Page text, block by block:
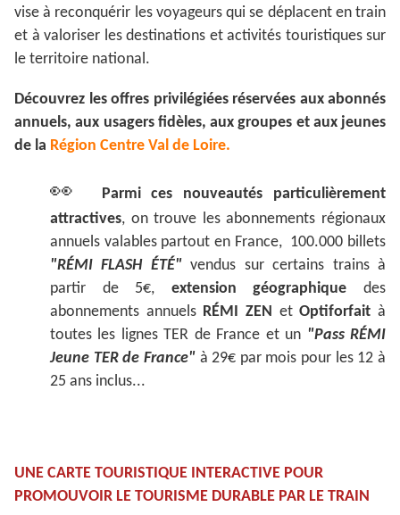
vise à reconquérir les voyageurs qui se déplacent en train
et à valoriser les destinations et activités touristiques sur
le territoire national.
Découvrez les offres privilégiées réservées aux abonnés
annuels, aux usagers fidèles, aux groupes et aux jeunes
de la Région Centre Val de Loire.
👀
Parmi ces nouveautés particulièrement
attractives, on trouve les abonnements régionaux
annuels valables partout en France, 100.000 billets
"RÉMI FLASH ÉTÉ" vendus sur certains trains à
partir de 5€, extension géographiquedes
abonnements annuels RÉMI ZEN etOptiforfait à
toutes les lignes TER de France et un "Pass RÉMI
Jeune TER de France" à 29€ par mois pour les 12 à
25 ans inclus...
UNE CARTE TOURISTIQUE INTERACTIVE POUR
PROMOUVOIR LE TOURISME DURABLE PAR LE TRAIN